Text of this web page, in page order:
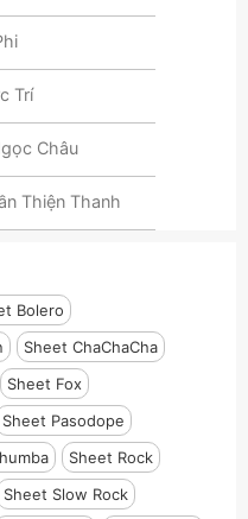
Trí
Châu
Thiện Thanh
Bolero
Sheet ChaChaCha
Sheet Fox
Sheet Pasodope
Sheet Rock
Sheet Slow Rock